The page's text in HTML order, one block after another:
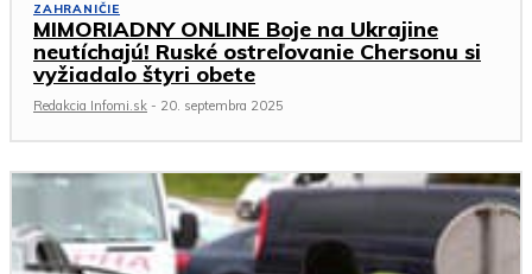
ZAHRANIČIE
MIMORIADNY ONLINE Boje na Ukrajine
neutíchajú! Ruské ostreľovanie Chersonu si
vyžiadalo štyri obete
Redakcia Infomi.sk - 20. septembra 2025